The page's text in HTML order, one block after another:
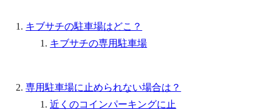
キブサチの駐車場はどこ？
キブサチの専用駐車場
専用駐車場に止められない場合は？
近くのコインパーキングに止